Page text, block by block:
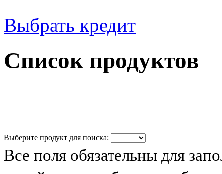
Выбрать кредит
Список продуктов
Выберите продукт для поиска:
Все поля обязательны для